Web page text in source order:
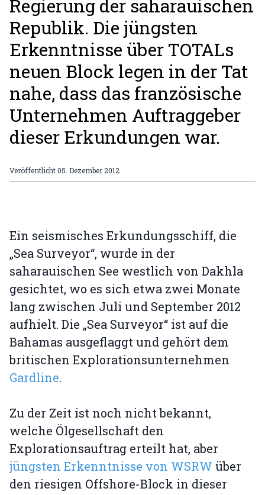
Regierung der saharauischen
Republik. Die jüngsten
Erkenntnisse über TOTALs
neuen Block legen in der Tat
nahe, dass das französische
Unternehmen Auftraggeber
dieser Erkundungen war.
Veröffentlicht05. Dezember 2012
Ein seismisches Erkundungsschiff, die
„Sea Surveyor“, wurde in der
saharauischen See westlich von Dakhla
gesichtet, wo es sich etwa zwei Monate
lang zwischen Juli und September 2012
aufhielt. Die „Sea Surveyor“ ist auf die
Bahamas ausgeflaggt und gehört dem
britischen Explorationsunternehmen
Gardline.
Zu der Zeit ist noch nicht bekannt,
welche Ölgesellschaft den
Explorationsauftrag erteilt hat, aber
jüngsten Erkenntnisse von WSRW über
den riesigen Offshore-Block in dieser